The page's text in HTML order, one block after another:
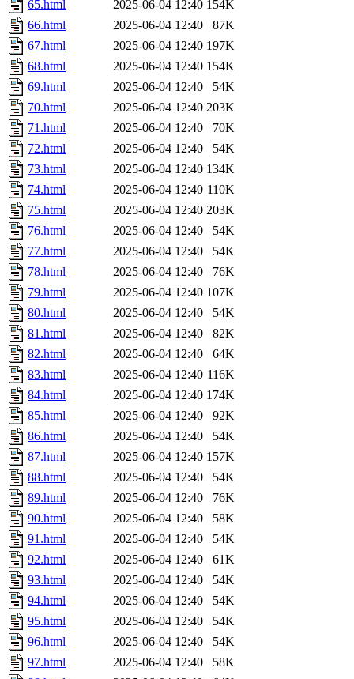
65.html
2025-06-04 12:40 154K
66.html
2025-06-04 12:40
87K
67.html
2025-06-04 12:40 197K
68.html
2025-06-04 12:40 154K
69.html
2025-06-04 12:40
54K
70.html
2025-06-04 12:40 203K
71.html
2025-06-04 12:40
70K
72.html
2025-06-04 12:40
54K
73.html
2025-06-04 12:40 134K
74.html
2025-06-04 12:40 110K
75.html
2025-06-04 12:40 203K
76.html
2025-06-04 12:40
54K
77.html
2025-06-04 12:40
54K
78.html
2025-06-04 12:40
76K
79.html
2025-06-04 12:40 107K
80.html
2025-06-04 12:40
54K
81.html
2025-06-04 12:40
82K
82.html
2025-06-04 12:40
64K
83.html
2025-06-04 12:40 116K
84.html
2025-06-04 12:40 174K
85.html
2025-06-04 12:40
92K
86.html
2025-06-04 12:40
54K
87.html
2025-06-04 12:40 157K
88.html
2025-06-04 12:40
54K
89.html
2025-06-04 12:40
76K
90.html
2025-06-04 12:40
58K
91.html
2025-06-04 12:40
54K
92.html
2025-06-04 12:40
61K
93.html
2025-06-04 12:40
54K
94.html
2025-06-04 12:40
54K
95.html
2025-06-04 12:40
54K
96.html
2025-06-04 12:40
54K
97.html
2025-06-04 12:40
58K